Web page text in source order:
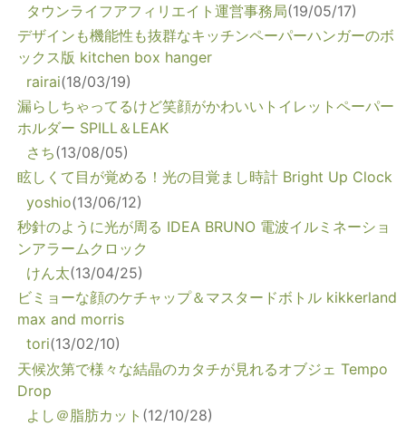
タウンライフアフィリエイト運営事務局(19/05/17)
デザインも機能性も抜群なキッチンペーパーハンガーのボ
ックス版 kitchen box hanger
rairai(18/03/19)
漏らしちゃってるけど笑顔がかわいいトイレットペーパー
ホルダー SPILL＆LEAK
さち(13/08/05)
眩しくて目が覚める！光の目覚まし時計 Bright Up Clock
yoshio(13/06/12)
秒針のように光が周る IDEA BRUNO 電波イルミネーショ
ンアラームクロック
けん太(13/04/25)
ビミョーな顔のケチャップ＆マスタードボトル kikkerland
max and morris
tori(13/02/10)
天候次第で様々な結晶のカタチが見れるオブジェ Tempo
Drop
よし＠脂肪カット (12/10/28)